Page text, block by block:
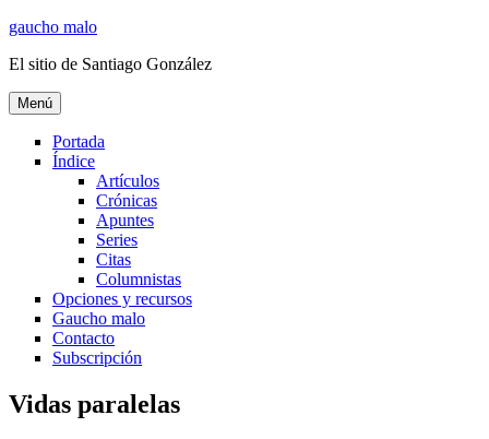
Ir
contenido
gaucho malo
El sitio de Santiago González
Menú
Portada
Índice
Artículos
Crónicas
Apuntes
Series
Citas
Columnistas
Opciones y recursos
Gaucho malo
Contacto
Subscripción
Vidas paralelas